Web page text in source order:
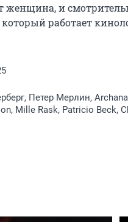
и
работает
Петер Мерлин,
Mille Rask, Patricio Beck,